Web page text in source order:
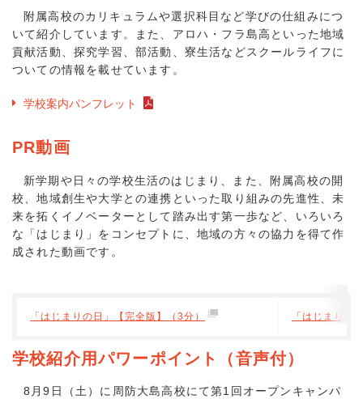
附属高校のカリキュラムや選択科目など学びの仕組みにつ
いて紹介しています。また、アロハ・フラ島高といった地域
貢献活動、探究学習、部活動、寮生活などスクールライフに
ついての情報を載せています。
学校案内パンフレット
PR動画
新学期や日々の学校生活のはじまり、また、附属高校の開
校、地域創生や大学との連携といった取り組みの先進性、未
来を拓くイノベーターとして踏み出す第一歩など、いろいろ
な「はじまり」をコンセプトに、地域の方々の協力を得て作
成された動画です。
「はじまりの日」【完全版】（3分） 「はじまりの
学校紹介用パワーポイント（音声付）
8月9日（土）に周防大島高校にて第1回オープンキャンパ